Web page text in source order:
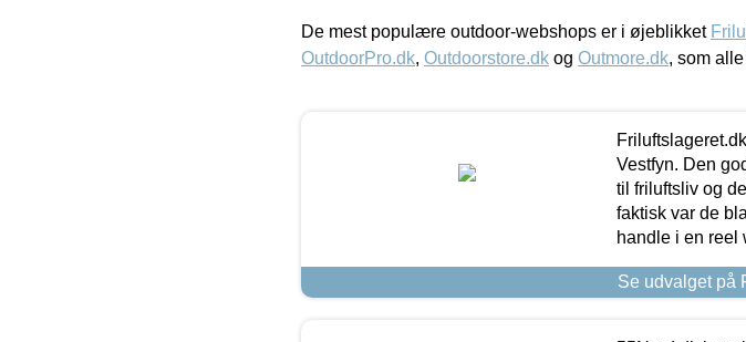
De mest populære outdoor-webshops er i øjeblikket
OutdoorPro.dk, Outdoorstore.dk og Outmore.dk, som
Vestfyn. Den
til friluftsliv og
faktisk var de
handle i en reel
Se udvalget på